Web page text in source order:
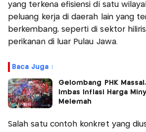
yang terkena efisiensi di satu
peluang kerja di daerah lain yang
berkembang, seperti di sektor
perikanan di luar Pulau Jawa.
Baca Juga :
Gelombang PHK
Imbas Inflasi Harga
Melemah
Salah satu contoh konkret yang